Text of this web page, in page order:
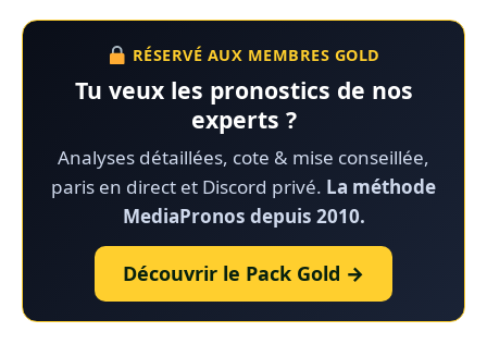
RÉSERVÉ AUX MEMBRES GOLD
Tu veux les pronostics de nos
experts ?
Analyses détaillées, cote & mise conseillée,
paris en direct et Discord privé. La méthode
MediaPronos depuis 2010.
Découvrir le Pack Gold →